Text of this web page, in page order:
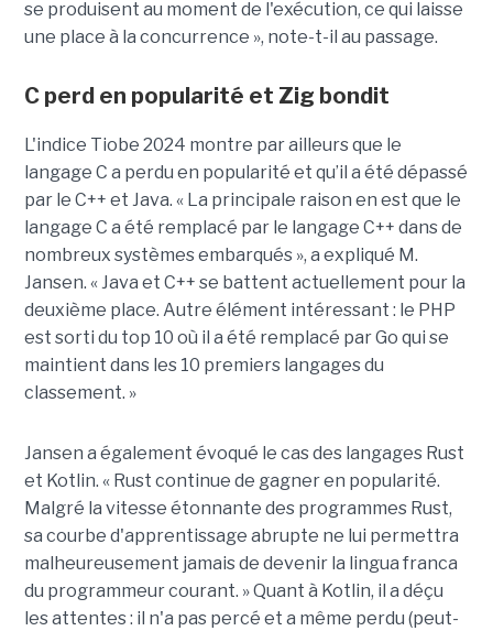
se produisent au moment de l'exécution, ce qui laisse
une place à la concurrence », note-t-il au passage.
C perd en popularité et Zig bondit
L'indice Tiobe 2024 montre par ailleurs que le
langage C a perdu en popularité et qu’il a été dépassé
par le C++ et Java. « La principale raison en est que le
langage C a été remplacé par le langage C++ dans de
nombreux systèmes embarqués », a expliqué M.
Jansen. « Java et C++ se battent actuellement pour la
deuxième place. Autre élément intéressant : le PHP
est sorti du top 10 où il a été remplacé par Go qui se
maintient dans les 10 premiers langages du
classement. »
Jansen a également évoqué le cas des langages Rust
et Kotlin. « Rust continue de gagner en popularité.
Malgré la vitesse étonnante des programmes Rust,
sa courbe d'apprentissage abrupte ne lui permettra
malheureusement jamais de devenir la lingua franca
du programmeur courant. » Quant à Kotlin, il a déçu
les attentes : il n'a pas percé et a même perdu (peut-